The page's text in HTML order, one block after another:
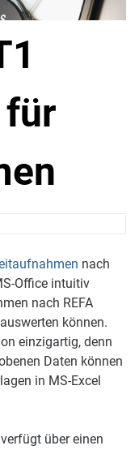
nach
Office intuitiv
nach REFA
können.
einzigartig, denn
Daten können
in MS-Excel
über einen